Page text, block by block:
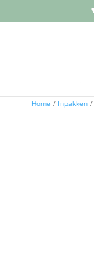
Home / Inpakken/